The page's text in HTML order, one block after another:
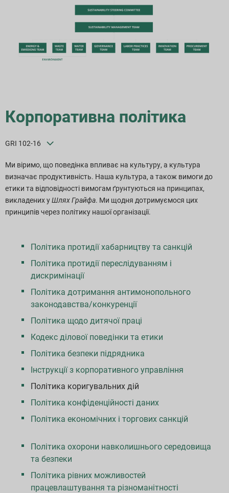
Корпоративна політика
GRI 102-16
Ми віримо, що поведінка впливає на культуру, а культура
визначає продуктивність. Наша культура, а також вимоги до
етики та відповідності вимогам ґрунтуються на принципах,
викладених уШлях Грайфа. Ми щодня дотримуємося цих
принципів через політику нашої організації.
Політика протидії хабарництву та санкцій
Політика протидії переслідуванням і
дискримінації
Політика дотримання антимонопольного
законодавства/конкуренції
Політика щодо дитячої праці
Кодекс ділової поведінки та етики
Політика безпеки підрядника
Інструкції з корпоративного управління
Політика коригувальних дій
Політика конфіденційності даних
Політика економічних і торгових санкцій
Політика охорони навколишнього середовища
та безпеки
Політика рівних можливостей
працевлаштування та різноманітності